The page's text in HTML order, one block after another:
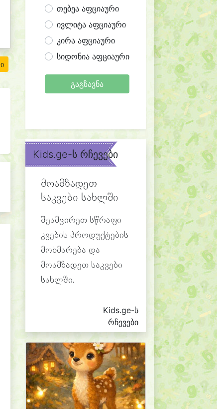
თებეა აფციაური
ივლიტა აფციაური
კირა აფციაური
სიდონია აფციაური
გაგზავნა
Kids.ge-ს რჩევები
მოამზადეთ
საკვები სახლში
შეამცირეთ სწრაფი
კვების პროდუქტების
მოხმარება და
მოამზადეთ საკვები
სახლში.
Kids.ge-ს
რჩევები